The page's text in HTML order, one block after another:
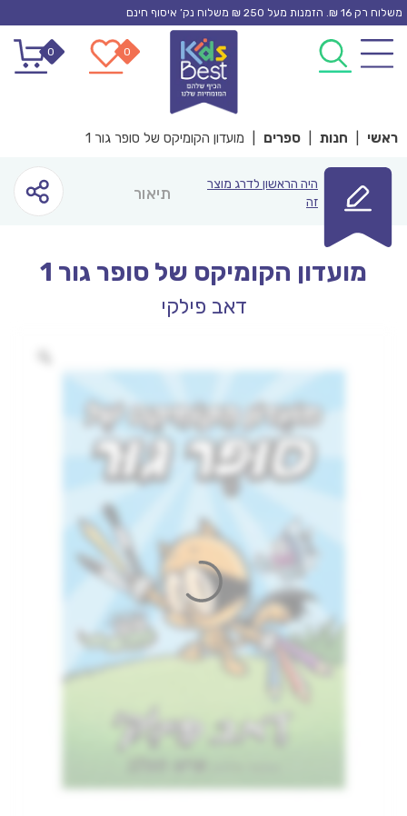
Skip
content
משלוח רק 16 ₪. הזמנות מעל 250 ₪ משלוח נק’ איסוף חינם
0
0
ראשי חנות ספרים מועדון הקומיקס של סופר גור 1
היה הראשון לדרג מוצר
זה
תיאור
מועדון הקומיקס של סופר גור 1
דאב פילקי